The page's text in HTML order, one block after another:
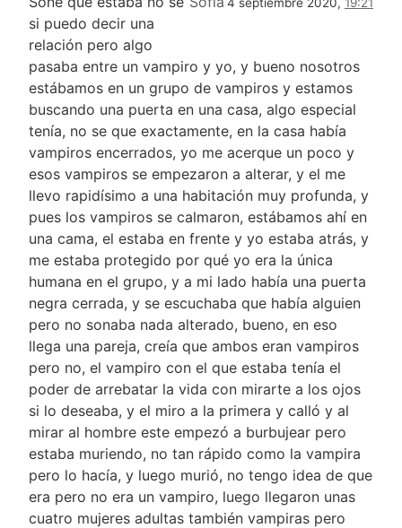
si puedo decir una
relación pero algo
pasaba entre un vampiro y yo, y bueno nosotros
estábamos en un grupo de vampiros y estamos
buscando una puerta en una casa, algo especial
tenía, no se que exactamente, en la casa había
vampiros encerrados, yo me acerque un poco y
esos vampiros se empezaron a alterar, y el me
llevo rapidísimo a una habitación muy profunda, y
pues los vampiros se calmaron, estábamos ahí en
una cama, el estaba en frente y yo estaba atrás, y
me estaba protegido por qué yo era la única
humana en el grupo, y a mi lado había una puerta
negra cerrada, y se escuchaba que había alguien
pero no sonaba nada alterado, bueno, en eso
llega una pareja, creía que ambos eran vampiros
pero no, el vampiro con el que estaba tenía el
poder de arrebatar la vida con mirarte a los ojos
si lo deseaba, y el miro a la primera y calló y al
mirar al hombre este empezó a burbujear pero
estaba muriendo, no tan rápido como la vampira
pero lo hacía, y luego murió, no tengo idea de que
era pero no era un vampiro, luego llegaron unas
cuatro mujeres adultas también vampiras pero